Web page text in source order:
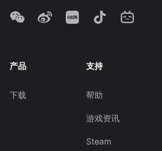
产品
下载
支持
帮助
游戏资讯
Steam